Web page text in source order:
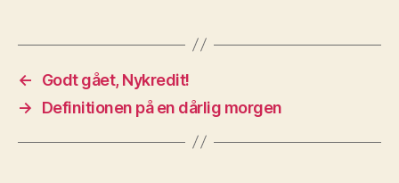
←
Godt gået, Nykredit!
→
Definitionen på en dårlig morgen